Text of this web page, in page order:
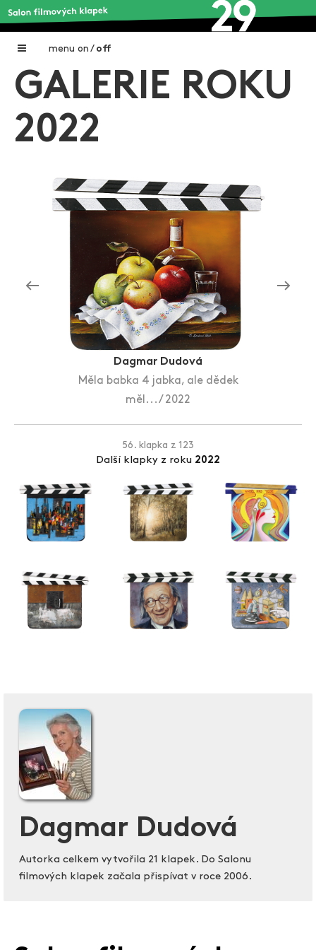
menu on / off
Home
Galerie filmových klapek
O projektu
Aktuální výstavy
Aukce filmových klapek
Zlín Film Festival
GALERIE ROKU
2022
Dagmar Dudová
Měla babka 4 jabka, ale dědek
měl... / 2022
56. klapka z 123
Další klapky z roku 2022
Dagmar Dudová
Autorka celkem vytvořila 21 klapek. Do Salonu
filmových klapek začala přispívat v roce 2006.